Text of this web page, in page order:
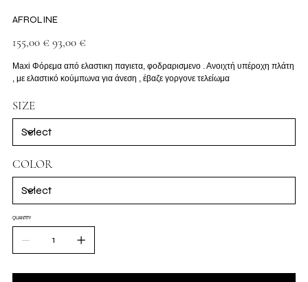
AFROLINE
price
155,00 € price
93,00 €
Maxi Φόρεμα από ελαστικη παγιετα, φοδραρισμενο . Ανοιχτή υπέροχη πλάτη
, με ελαστικό κούμπωνα για άνεση , έβαζε γοργονε τελείωμα
SIZE
COLOR
QUANTITY